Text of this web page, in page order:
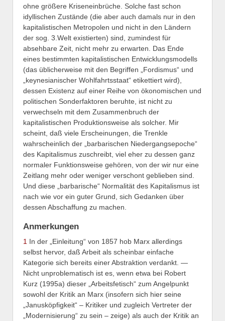
ohne größere Kriseneinbrüche. Solche fast schon
idyllischen Zustände (die aber auch damals nur in den
kapitalistischen Metropolen und nicht in den Ländern
der sog. 3.Welt existierten) sind, zumindest für
absehbare Zeit, nicht mehr zu erwarten. Das Ende
eines bestimmten kapitalistischen Entwicklungsmodells
(das üblicherweise mit den Begriffen „Fordismus“ und
„keynesianischer Wohlfahrtsstaat“ etikettiert wird),
dessen Existenz auf einer Reihe von ökonomischen und
politischen Sonderfaktoren beruhte, ist nicht zu
verwechseln mit dem Zusammenbruch der
kapitalistischen Produktionsweise als solcher. Mir
scheint, daß viele Erscheinungen, die Trenkle
wahrscheinlich der „barbarischen Niedergangsepoche“
des Kapitalismus zuschreibt, viel eher zu dessen ganz
normaler Funktionsweise gehören, von der wir nur eine
Zeitlang mehr oder weniger verschont geblieben sind.
Und diese „barbarische“ Normalität des Kapitalismus ist
nach wie vor ein guter Grund, sich Gedanken über
dessen Abschaffung zu machen.
Anmerkungen
1 In der „Einleitung“ von 1857 hob Marx allerdings
selbst hervor, daß Arbeit als scheinbar einfache
Kategorie sich bereits einer Abstraktion verdankt. —
Nicht unproblematisch ist es, wenn etwa bei Robert
Kurz (1995a) dieser „Arbeitsfetisch“ zum Angelpunkt
sowohl der Kritik an Marx (insofern sich hier seine
„Janusköpfigkeit“ – Kritiker und zugleich Vertreter der
„Modernisierung“ zu sein – zeige) als auch der Kritik an